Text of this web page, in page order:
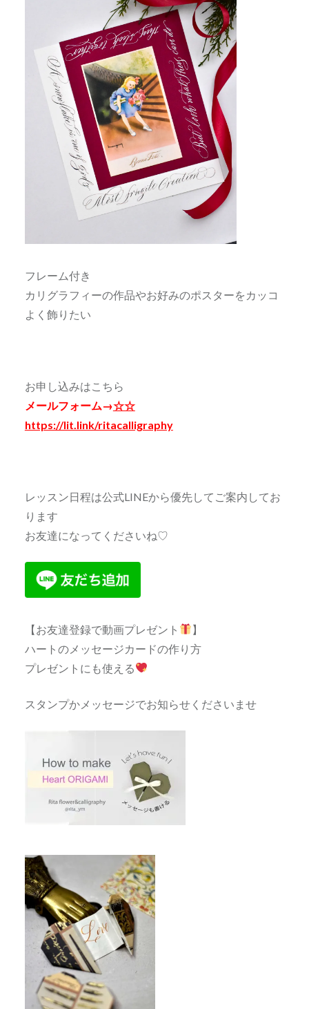
フレーム付き
カリグラフィーの作品やお好みのポスターをカッコ
よく飾りたい
お申し込みはこちら
メールフォーム→☆☆
https://lit.link/ritacalligraphy
レッスン日程は公式LINEから優先してご案内してお
ります
お友達になってくださいね♡
【お友達登録で動画プレゼント
】
ハートのメッセージカードの作り方
プレゼントにも使える
スタンプかメッセージでお知らせくださいませ